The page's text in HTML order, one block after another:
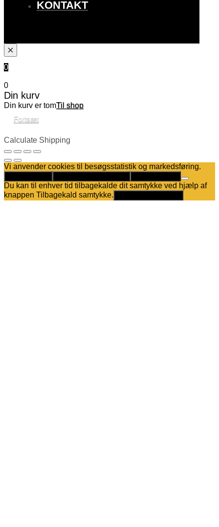
KONTAKT
0
0
Din kurv
Din kurv er tomTil shop
Fortsæt
Calculate Shipping
Vi anvender cookies til besøgsstatistik og markedsføring.
Du kan til enhver tid tilbagekalde dit samtykke ved hjælp af
knappen Tilbagekald samtykke.